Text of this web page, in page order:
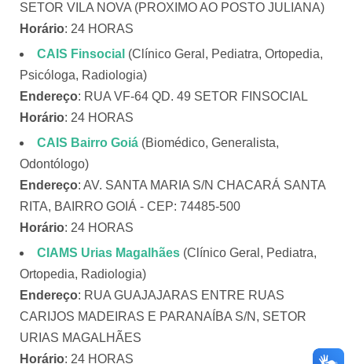
SETOR VILA NOVA (PROXIMO AO POSTO JULIANA)
Horário: 24 HORAS
CAIS Finsocial (Clínico Geral, Pediatra, Ortopedia,
Psicóloga, Radiologia)
Endereço: RUA VF-64 QD. 49 SETOR FINSOCIAL
Horário: 24 HORAS
CAIS Bairro Goiá (Biomédico, Generalista,
Odontólogo)
Endereço: AV. SANTA MARIA S/N CHACARÁ SANTA
RITA, BAIRRO GOIÁ - CEP: 74485-500
Horário: 24 HORAS
CIAMS Urias Magalhães (Clínico Geral, Pediatra,
Ortopedia, Radiologia)
Endereço: RUA GUAJAJARAS ENTRE RUAS
CARIJOS MADEIRAS E PARANAÍBA S/N, SETOR
URIAS MAGALHÃES
Horário: 24 HORAS